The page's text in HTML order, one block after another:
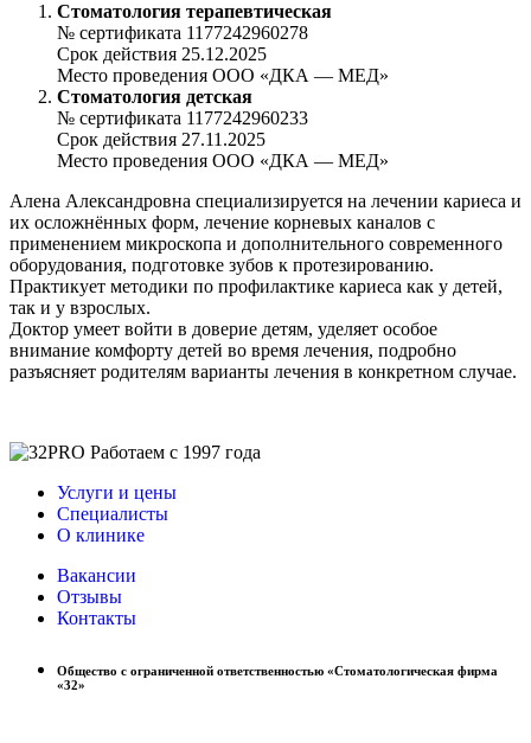
Стоматология терапевтическая
№ сертификата 1177242960278
Срок действия 25.12.2025
Место проведения ООО «ДКА — МЕД»
Стоматология детская
№ сертификата 1177242960233
Срок действия 27.11.2025
Место проведения ООО «ДКА — МЕД»
Алена Александровна специализируется на лечении кариеса и
их осложнённых форм, лечение корневых каналов с
применением микроскопа и дополнительного современного
оборудования, подготовке зубов к протезированию.
Практикует методики по профилактике кариеса как у детей,
так и у взрослых.
Доктор умеет войти в доверие детям, уделяет особое
внимание комфорту детей во время лечения, подробно
разъясняет родителям варианты лечения в конкретном случае.
Работаем с 1997 года
Услуги и цены
Специалисты
О клинике
Вакансии
Отзывы
Контакты
Общество с ограниченной ответственностью «Стоматологическая фирма
«32»